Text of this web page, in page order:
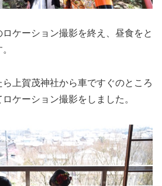
ケーション撮影を終え、昼食をと
上賀茂神社から車ですぐのところ
ケーション撮影をしました。